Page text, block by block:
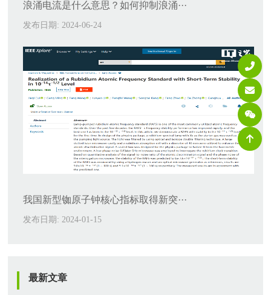
浪涌电流是什么意思？如何抑制浪涌···
发布日期: 2024-06-24
我国新型铷原子钟核心指标取得新突···
发布日期: 2024-01-15
最新文章